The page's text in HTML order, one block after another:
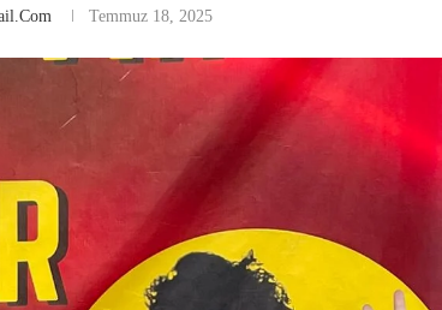
Temmuz 18, 2025